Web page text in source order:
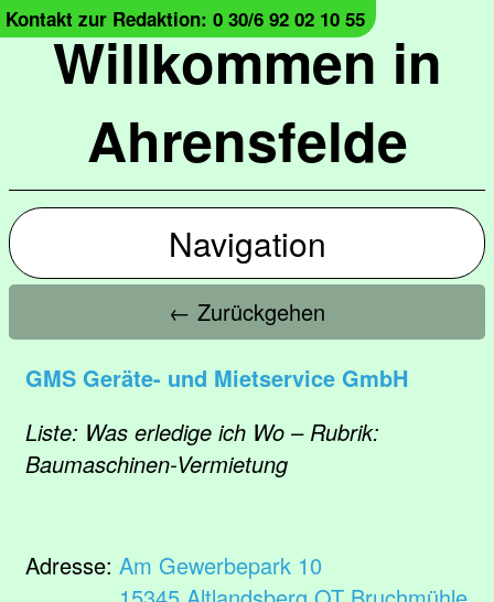
Willkommen in
Ahrensfelde
Kontakt zur Redaktion: 0 30/6 92 02 10 55
Navigation
← Zurückgehen
GMS Geräte- und Mietservice GmbH
Liste: Was erledige ich Wo – Rubrik:
Baumaschinen-Vermietung
Adresse: Am Gewerbepark 10